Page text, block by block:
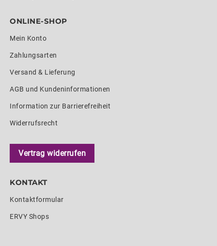
ONLINE-SHOP
Mein Konto
Zahlungsarten
Versand & Lieferung
AGB und Kundeninformationen
Information zur Barrierefreiheit
Widerrufsrecht
Vertrag widerrufen
KONTAKT
Kontaktformular
ERVY Shops